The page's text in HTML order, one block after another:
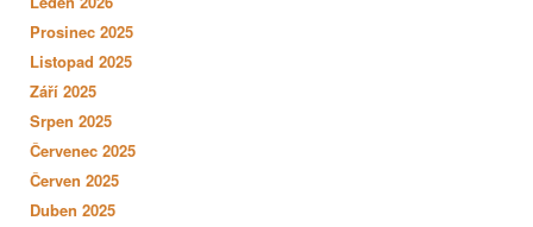
Prosinec 2025
Listopad 2025
Září 2025
Srpen 2025
Červenec 2025
Červen 2025
Duben 2025